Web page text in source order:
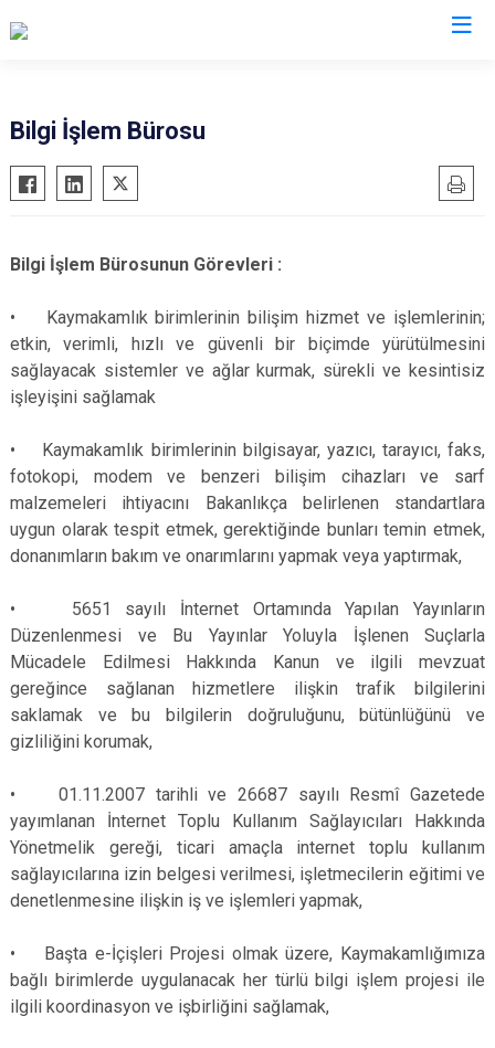
Ahırlı
Akören
Altınekin
Beyşehir
Bozkır
Çeltik
Cihanbeyli
Çumra
Derbent
Derebucak
Güneysınır
Hadim
Halkapınar
Hüyük
Kadınhanı
Karapınar
Karatay
Seydişehir
Taşkent
Tuzlukçu
Yunak
Bilgi İşlem Bürosu
Bilgi İşlem Bürosunun Görevleri :
• Kaymakamlık birimlerinin bilişim hizmet ve işlemlerinin;
etkin, verimli, hızlı ve güvenli bir biçimde yürütülmesini
sağlayacak sistemler ve ağlar kurmak, sürekli ve kesintisiz
işleyişini sağlamak
• Kaymakamlık birimlerinin bilgisayar, yazıcı, tarayıcı, faks,
fotokopi, modem ve benzeri bilişim cihazları ve sarf
malzemeleri ihtiyacını Bakanlıkça belirlenen standartlara
uygun olarak tespit etmek, gerektiğinde bunları temin etmek,
donanımların bakım ve onarımlarını yapmak veya yaptırmak,
• 5651 sayılı İnternet Ortamında Yapılan Yayınların
Düzenlenmesi ve Bu Yayınlar Yoluyla İşlenen Suçlarla
Mücadele Edilmesi Hakkında Kanun ve ilgili mevzuat
gereğince sağlanan hizmetlere ilişkin trafik bilgilerini
saklamak ve bu bilgilerin doğruluğunu, bütünlüğünü ve
gizliliğini korumak,
• 01.11.2007 tarihli ve 26687 sayılı Resmî Gazetede
yayımlanan İnternet Toplu Kullanım Sağlayıcıları Hakkında
Yönetmelik gereği, ticari amaçla internet toplu kullanım
sağlayıcılarına izin belgesi verilmesi, işletmecilerin eğitimi ve
denetlenmesine ilişkin iş ve işlemleri yapmak,
• Başta e-İçişleri Projesi olmak üzere, Kaymakamlığımıza
bağlı birimlerde uygulanacak her türlü bilgi işlem projesi ile
ilgili koordinasyon ve işbirliğini sağlamak,